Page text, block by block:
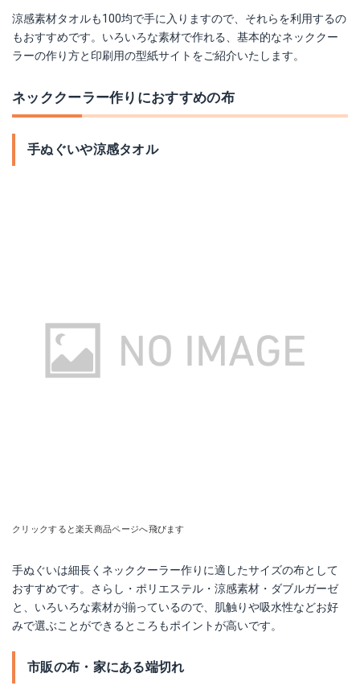
涼感素材タオルも100均で手に入りますので、それらを利用するの
もおすすめです。いろいろな素材で作れる、基本的なネッククー
ラーの作り方と印刷用の型紙サイトをご紹介いたします。
ネッククーラー作りにおすすめの布
手ぬぐいや涼感タオル
クリックすると楽天商品ページへ飛びます
手ぬぐいは細長くネッククーラー作りに適したサイズの布として
おすすめです。さらし・ポリエステル・涼感素材・ダブルガーゼ
と、いろいろな素材が揃っているので、肌触りや吸水性などお好
みで選ぶことができるところもポイントが高いです。
市販の布・家にある端切れ